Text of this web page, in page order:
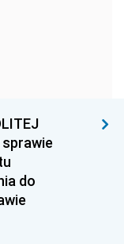
1952
1946
sprawie
do